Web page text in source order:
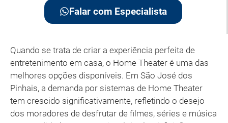
Falar com Especialista
Quando se trata de criar a experiência perfeita de
entretenimento em casa, o Home Theater é uma das
melhores opções disponíveis. Em São José dos
Pinhais, a demanda por sistemas de Home Theater
tem crescido significativamente, refletindo o desejo
dos moradores de desfrutar de filmes, séries e música